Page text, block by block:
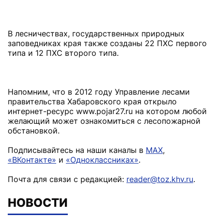
В лесничествах, государственных природных
заповедниках края также созданы 22 ПХС первого
типа и 12 ПХС второго типа.
Напомним, что в 2012 году Управление лесами
правительства Хабаровского края открыло
интернет-ресурс www.pojar27.ru на котором любой
желающий может ознакомиться с лесопожарной
обстановкой.
Подписывайтесь на наши каналы в MAX,
«ВКонтакте» и «Одноклассниках».
Почта для связи с редакцией: reader@toz.khv.ru.
НОВОСТИ